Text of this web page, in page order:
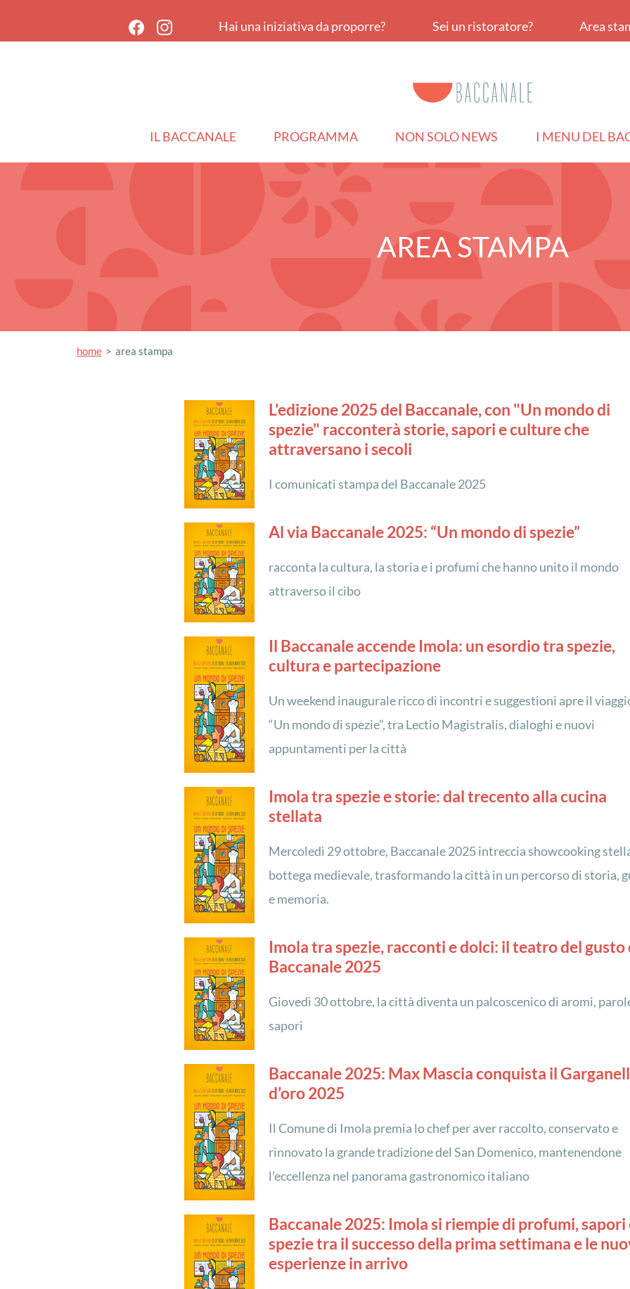
Hai una iniziativa da proporre? Sei un ristoratore? Area
IL BACCANALE PROGRAMMA NON SOLO NEWS I MENU DEL
AREA STAMPA
home area stampa
L'edizione 2025 del Baccanale, con "Un mondo di
spezie" racconterà storie, sapori e culture che
attraversano i secoli
I comunicati stampa del Baccanale 2025
Al via Baccanale 2025: “Un mondo di spezie”
racconta la cultura, la storia e i profumi che hanno unito il mondo
attraverso il cibo
Il Baccanale accende Imola: un esordio tra spezie,
cultura e partecipazione
Un weekend inaugurale ricco di incontri e suggestioni apre il
“Un mondo di spezie”, tra Lectio Magistralis, dialoghi e nuovi
appuntamenti per la città
Imola tra spezie e storie: dal trecento alla cucina
stellata
Mercoledì 29 ottobre, Baccanale 2025 intreccia showcooking
bottega medievale, trasformando la città in un percorso di storia,
e memoria.
Imola tra spezie, racconti e dolci: il teatro del gusto
Baccanale 2025
Giovedì 30 ottobre, la città diventa un palcoscenico di aromi,
sapori
Baccanale 2025: Max Mascia conquista il
d’oro 2025
Il Comune di Imola premia lo chef per aver raccolto, conservato e
rinnovato la grande tradizione del San Domenico, mantenendone
l’eccellenza nel panorama gastronomico italiano
Baccanale 2025: Imola si riempie di profumi, sapori
spezie tra il successo della prima settimana e le
esperienze in arrivo